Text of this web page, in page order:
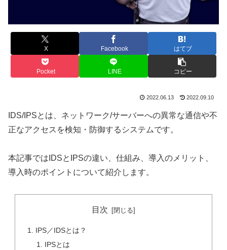
X Facebook はてブ
Pocket LINE コピー
2022.06.13 2022.09.10
IDS/IPSとは、ネットワーク/サーバーへの異常な通信や不
正なアクセスを検知・防御するシステムです。
本記事ではIDSとIPSの違い、仕組み、導入のメリット、
導入時のポイントについて紹介します。
目次
IPS／IDSとは？
IPSとは